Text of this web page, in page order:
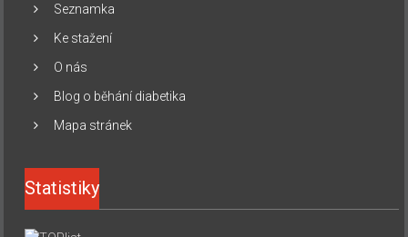
Seznamka
Ke stažení
O nás
Blog o běhání diabetika
Mapa stránek
Statistiky